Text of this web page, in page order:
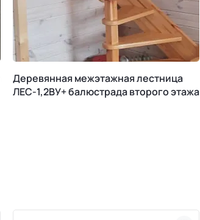
Деревянная межэтажная лестница
ЛЕС-1,2ВУ+ балюстрада второго этажа